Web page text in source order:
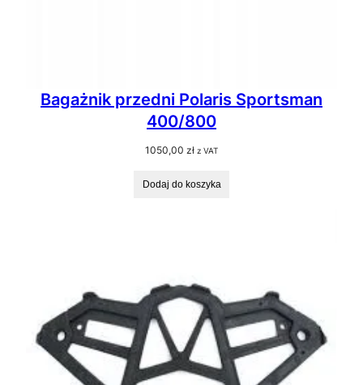
Bagażnik przedni Polaris Sportsman
400/800
1050,00 zł z VAT
Dodaj do koszyka